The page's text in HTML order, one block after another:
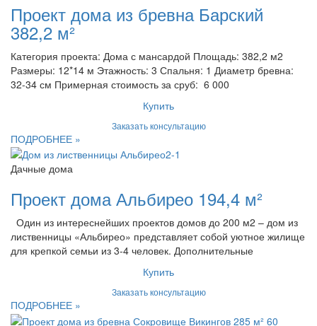
Проект дома из бревна Барский
382,2 м²
Категория проекта: Дома с мансардой Площадь: 382,2 м2
Размеры: 12*14 м Этажность: 3 Спальня: 1 Диаметр бревна:
32-34 см Примерная стоимость за сруб: 6 000
Купить
Заказать консультацию
ПОДРОБНЕЕ »
Дачные дома
Проект дома Альбирео 194,4 м²
Один из интереснейших проектов домов до 200 м2 – дом из
лиственницы «Альбирео» представляет собой уютное жилище
для крепкой семьи из 3-4 человек. Дополнительные
Купить
Заказать консультацию
ПОДРОБНЕЕ »